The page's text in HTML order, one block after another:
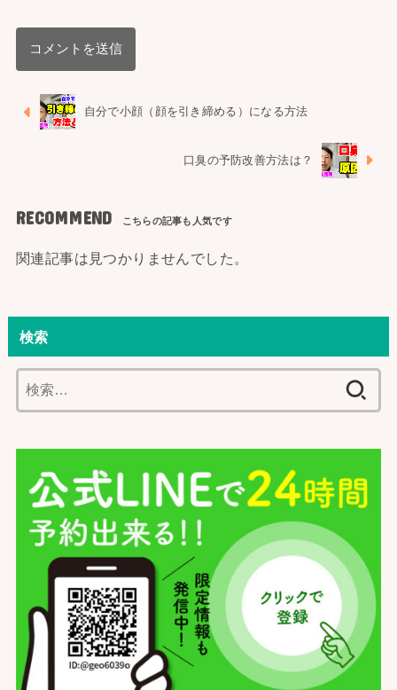
自分で小顔（顔を引き締める）になる方法
口臭の予防改善方法は？
RECOMMEND
関連記事は見つかりませんでした。
検索
索: